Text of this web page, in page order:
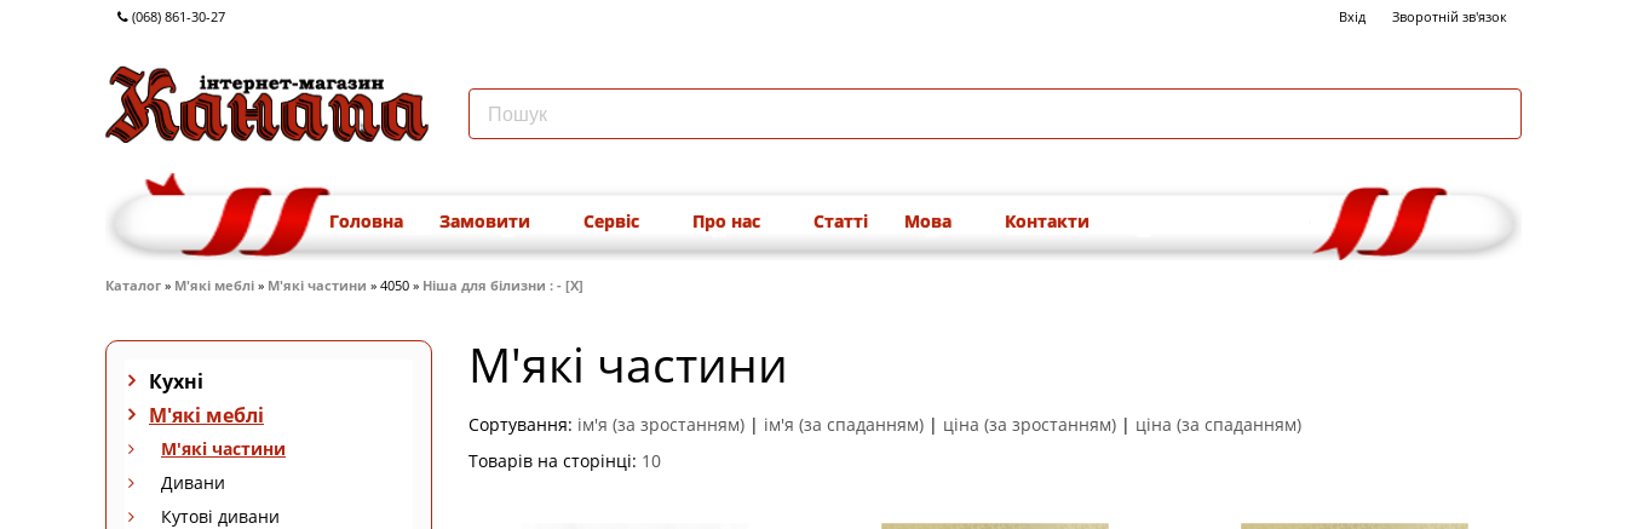
(068) 861-30-27 Вхід Зворотній зв'язок
Головна Замовити Сервіс Про нас Статті Мова Контакти
Каталог » М'які меблі » М'які частини » 4050 » Ніша для білизни : - [X]
Кухні
М'які меблі
М'які частини
Дивани
Кутові дивани
М'які частини
Сортування: ім'я (за зростанням) | ім'я (за спаданням) | ціна (за зростанням) | ціна (за спаданням)
Товарів на сторінці: 10